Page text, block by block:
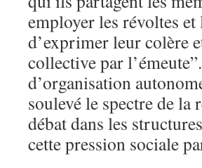
employer les révoltes
d’exprimer leur colère
collective par
d’organisation
soulevé le spectre de la
débat dans les
cette pression sociale